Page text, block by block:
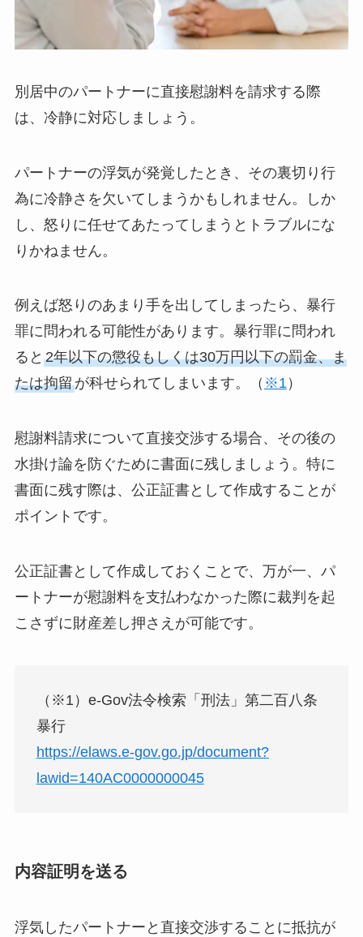
別居中のパートナーに直接慰謝料を請求する際
は、冷静に対応しましょう。
パートナーの浮気が発覚したとき、その裏切り行
為に冷静さを欠いてしまうかもしれません。しか
し、怒りに任せてあたってしまうとトラブルにな
りかねません。
例えば怒りのあまり手を出してしまったら、暴行
罪に問われる可能性があります。暴行罪に問われ
ると 2年以下の懲役もしくは30万円以下の罰金、ま
たは拘留が科せられてしまいます。（ ※1）
慰謝料請求について直接交渉する場合、その後の
水掛け論を防ぐために書面に残しましょう。特に
書面に残す際は、公正証書として作成することが
ポイントです。
公正証書として作成しておくことで、万が一、パ
ートナーが慰謝料を支払わなかった際に裁判を起
こさずに財産差し押さえが可能です。
（※1）e-Gov法令検索「刑法」第二百八条
暴行
https://elaws.e-gov.go.jp/document?
lawid=140AC0000000045
内容証明を送る
浮気したパートナーと直接交渉することに抵抗が